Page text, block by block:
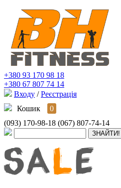
+380 93 170 98 18
+380 67 807 74 14
Входу / Реєстрація
Кошик
0
(093) 170-98-18 (067) 807-74-14